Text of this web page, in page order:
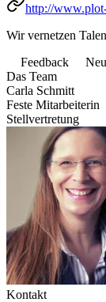
http://
Wir vernetzen
Feedback
Das Team
Carla Schmitt
Feste Mitarbeiterin
Stellvertretung
Kontakt